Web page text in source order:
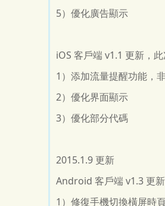
5）優化廣告顯示
iOS 客戶端 v1.1 更新，
1）添加流量提醒功能，
2）優化界面顯示
3）優化部分代碼
2015.1.9 更新
Android 客戶端 v1.3 更
1）修復手機切換橫屏時